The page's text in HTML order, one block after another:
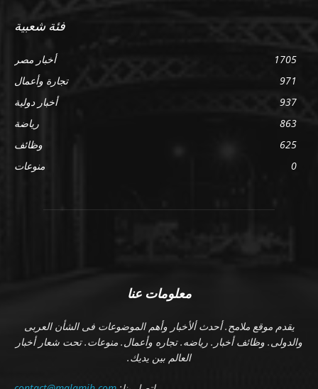
فئة شعبية
أخبار مصر
1705
تجارة وأعمال
971
أخبار دولية
937
رياضة
863
وظائف
625
منوعات
0
معلومات عنا
يقدم موقع ملامح. أحدث ألأخبار وأهم الموضوعات فى الشأن العربى
والدولى. وظائف أخبار. رياضه. تجاره وأعمال. منوعات. تحت شعار أخبار
العالم بين يديك.